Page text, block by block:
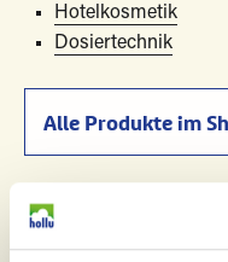
Hotelkosmetik
Dosiertechnik
Alle Produkte im